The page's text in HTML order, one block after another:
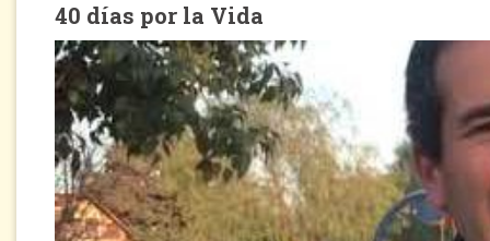
40 días por la Vida